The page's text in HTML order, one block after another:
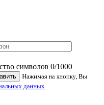
символов 0/1000
Нажимая на кнопку, Вы
данных